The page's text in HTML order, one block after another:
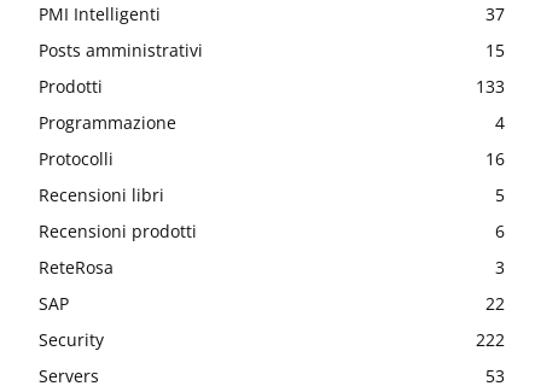
PMI Intelligenti
37
Posts amministrativi
15
Prodotti
133
Programmazione
4
Protocolli
16
Recensioni libri
5
Recensioni prodotti
6
ReteRosa
3
SAP
22
Security
222
Servers
53